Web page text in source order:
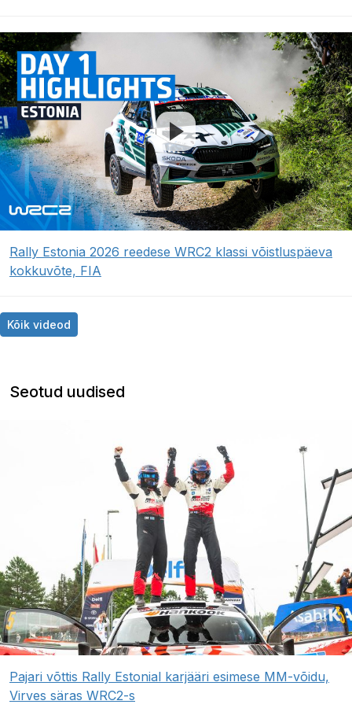
Rally Estonia 2026 reedese WRC2 klassi võistluspäeva
kokkuvõte, FIA
Kõik videod
Seotud uudised
Pajari võttis Rally Estonial karjääri esimese MM-võidu,
Virves säras WRC2-s